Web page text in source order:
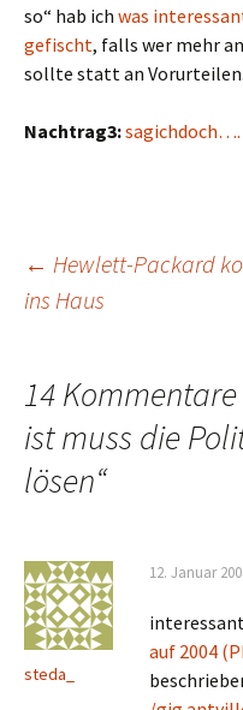
so“ hab ich was
gefischt, falls wer mehr
sollte statt an Vorurteilen.
Nachtrag3:sagichdoch….
← Hewlett-Packard
ins Haus
14 Kommentare
ist muss die
lösen“
steda_
12. Januar
auf 2004